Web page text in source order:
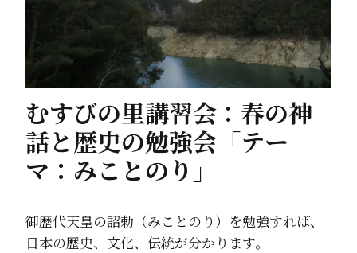
むすびの里講習会：春の神
話と歴史の勉強会「テー
マ：みことのり」
御歴代天皇の詔勅（みことのり）を勉強すれば、
日本の歴史、文化、伝統が分かります。